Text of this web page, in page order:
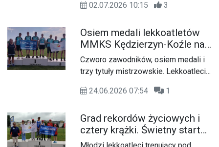
Niesłyszących (PZSN) w
zawodnicy szlifowali formę w Hali
Azoty, przygotowując się do
nadchodzących wyzwań na arenie
międzynarodowej.
02.07.2026 10:15 3
Osiem medali lekkoatletów
MMKS Kędzierzyn-Koźle na
mistrzostwach
województwa juniorów
Czworo zawodników, osiem medali i
trzy tytuły mistrzowskie. Lekkoatleci
zaprezentowali się podczas
kategoriach U18 i U20. Do zawodów
przygotowywał ich trener Andrzej
Saczko.
24.06.2026 07:54 1
Grad rekordów życiowych i
cztery krążki. Świetny start
lekkoatletów MMKS w Opolu